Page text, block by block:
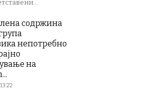
содржина
непотребно
на